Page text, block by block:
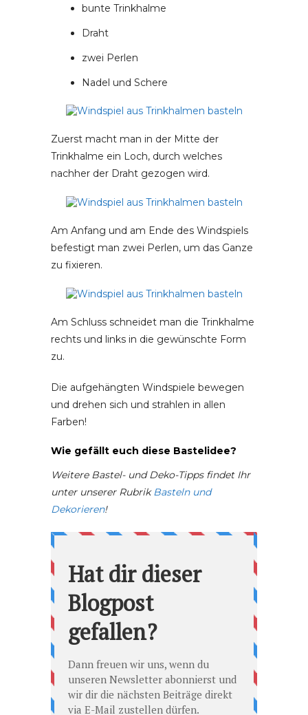
bunte Trinkhalme
Draht
zwei Perlen
Nadel und Schere
Zuerst macht man in der Mitte der
Trinkhalme ein Loch, durch welches
nachher der Draht gezogen wird.
Am Anfang und am Ende des Windspiels
befestigt man zwei Perlen, um das Ganze
zu fixieren.
Am Schluss schneidet man die Trinkhalme
rechts und links in die gewünschte Form
zu.
Die aufgehängten Windspiele bewegen
und drehen sich und strahlen in allen
Farben!
Wie gefällt euch diese Bastelidee?
Weitere Bastel- und Deko-Tipps findet Ihr
unter unserer RubrikBasteln und
Dekorieren!